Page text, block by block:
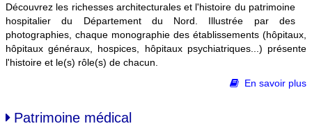
Découvrez les richesses architecturales et l'histoire du patrimoine
hospitalier du Département du Nord. Illustrée par des
photographies, chaque monographie des établissements (hôpitaux,
hôpitaux généraux, hospices, hôpitaux psychiatriques...) présente
l'histoire et le(s) rôle(s) de chacun.
En savoir plus
Patrimoine médical